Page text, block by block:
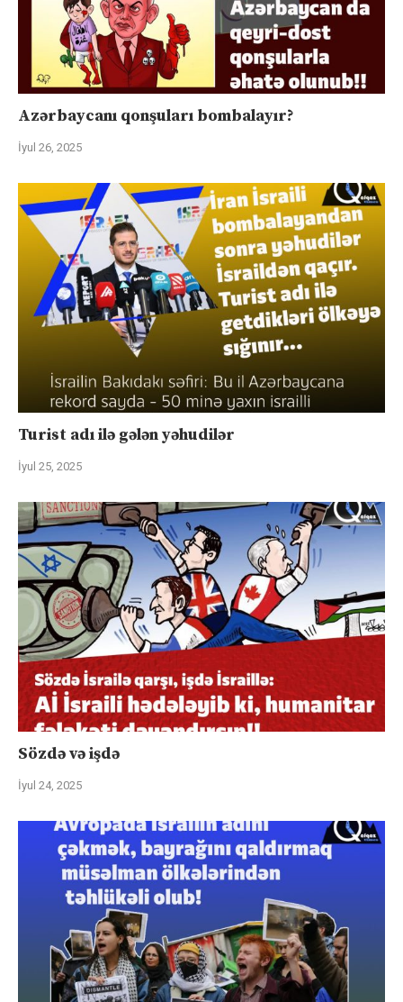
Azərbaycanı qonşuları bombalayır?
İyul 26, 2025
Turist adı ilə gələn yəhudilər
İyul 25, 2025
Sözdə və işdə
İyul 24, 2025